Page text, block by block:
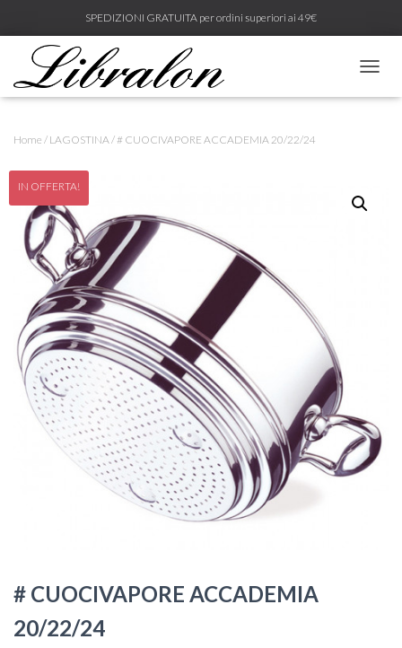
SPEDIZIONI GRATUITA per ordini superiori ai 49€
A
Home / LAGOSTINA/ # CUOCIVAPORE ACCADEMIA 20/22/24
IN OFFERTA!
# CUOCIVAPORE ACCADEMIA
20/22/24